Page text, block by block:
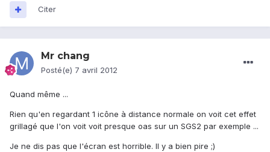
Citer
Mr chang
Posté(e) 7 avril 2012
Quand même ...
Rien qu'en regardant 1 icône à distance normale on voit cet effet
grillagé que l'on voit voit presque oas sur un SGS2 par exemple ...
Je ne dis pas que l'écran est horrible. Il y a bien pire ;)